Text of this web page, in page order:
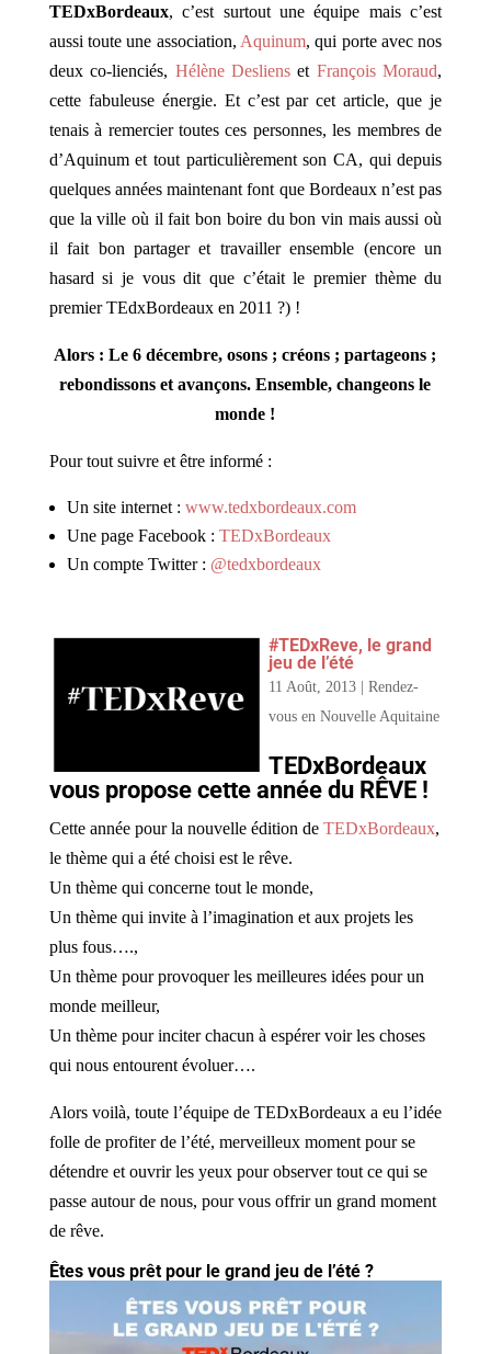
TEDxBordeaux, c’est surtout une équipe mais c’est
aussi toute une association, Aquinum, qui porte avec nos
deux co-lienciés, Hélène Desliens et François Moraud,
cette fabuleuse énergie. Et c’est par cet article, que je
tenais à remercier toutes ces personnes, les membres de
d’Aquinum et tout particulièrement son CA, qui depuis
quelques années maintenant font que Bordeaux n’est pas
que la ville où il fait bon boire du bon vin mais aussi où
il fait bon partager et travailler ensemble (encore un
hasard si je vous dit que c’était le premier thème du
premier TEdxBordeaux en 2011 ?) !
Alors : Le 6 décembre, osons ; créons ; partageons ;
rebondissons et avançons. Ensemble, changeons le
monde !
Pour tout suivre et être informé :
Un site internet : www.tedxbordeaux.com
Une page Facebook : TEDxBordeaux
Un compte Twitter : @tedxbordeaux
#TEDxReve, le grand
jeu de l’été
11 Août, 2013 |Rendez-
vous en Nouvelle Aquitaine
TEDxBordeaux
vous propose cette année du RÊVE !
Cette année pour la nouvelle édition deTEDxBordeaux,
le thème qui a été choisi est le rêve.
Un thème qui concerne tout le monde,
Un thème qui invite à l’imagination et aux projets les
plus fous….,
Un thème pour provoquer les meilleures idées pour un
monde meilleur,
Un thème pour inciter chacun à espérer voir les choses
qui nous entourent évoluer….
Alors voilà, toute l’équipe de TEDxBordeaux a eu l’idée
folle de profiter de l’été, merveilleux moment pour se
détendre et ouvrir les yeux pour observer tout ce qui se
passe autour de nous, pour vous offrir un grand moment
de rêve.
Êtes vous prêt pour le grand jeu de l’été ?